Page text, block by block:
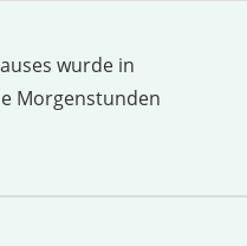
wurde in
Morgenstunden